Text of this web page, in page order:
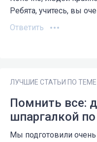
Ребята, учитесь, вы
Ответить
ЛУЧШИЕ СТАТЬИ ПО ТЕМЕ
Помнить все:
шпаргалкой
Мы подготовили